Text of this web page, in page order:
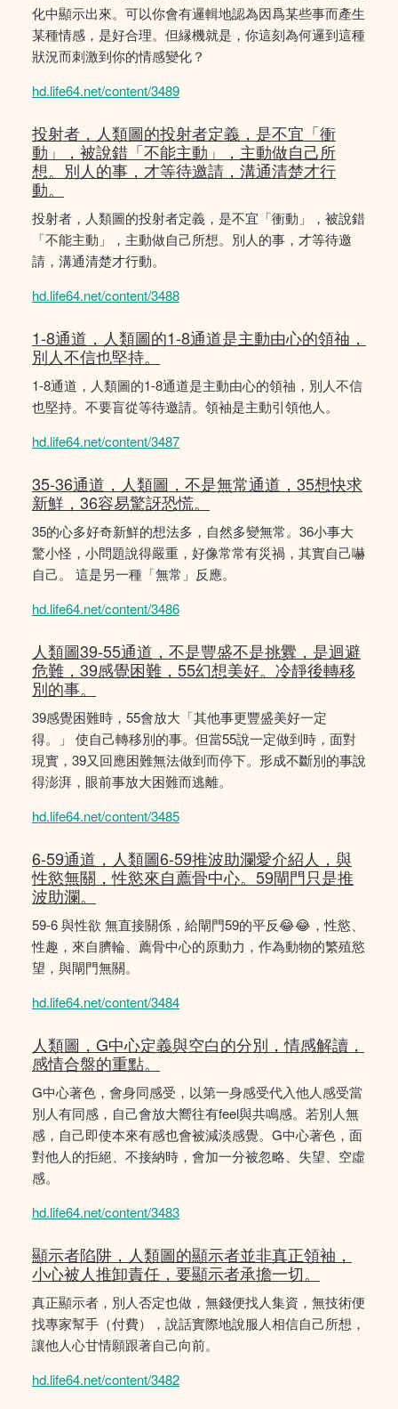
化中顯示出來。可以你會有邏輯地認為因爲某些事而產生
某種情感，是好合理。但縁機就是，你這刻為何邏到這種
狀況而刺激到你的情感變化？
hd.life64.net/content/3489
投射者，人類圖的投射者定義，是不宜「衝
動」，被說錯「不能主動」，主動做自己所
想。別人的事，才等待邀請，溝通清楚才行
動。
投射者，人類圖的投射者定義，是不宜「衝動」，被說錯
「不能主動」，主動做自己所想。別人的事，才等待邀
請，溝通清楚才行動。
hd.life64.net/content/3488
1-8通道，人類圖的1-8通道是主動由心的領䄂，
別人不信也堅持。
1-8通道，人類圖的1-8通道是主動由心的領䄂，別人不信
也堅持。不要盲從等待邀請。領袖是主動引領他人。
hd.life64.net/content/3487
35-36通道，人類圖，不是無常通道，35想快求
新鮮，36容易驚訝恐慌。
35的心多好奇新鮮的想法多，自然多變無常。36小事大
驚小怪，小問題說得嚴重，好像常常有災禍，其實自己嚇
自己。 這是另一種「無常」反應。
hd.life64.net/content/3486
人類圖39-55通道，不是豐盛不是挑釁，是迴避
危難，39感覺困難，55幻想美好。冷靜後轉移
別的事。
39感覺困難時，55會放大「其他事更豐盛美好一定
得。」 使自己轉移別的事。但當55說一定做到時，面對
現實，39又回應困難無法做到而停下。形成不斷別的事說
得澎湃，眼前事放大困難而逃離。
hd.life64.net/content/3485
6-59通道，人類圖6-59推波助瀾愛介紹人，與
性慾無關，性慾來自薦骨中心。59閘門只是推
波助瀾。
59-6 與性欲 無直接關係，給閘門59的平反😂😂，性慾、
性趣，來自臍輪、薦骨中心的原動力，作為動物的繁殖慾
望，與閘門無關。
hd.life64.net/content/3484
人類圖，G中心定義與空白的分別，情感解讀，
感情合盤的重點。
G中心著色，會身同感受，以第一身感受代入他人感受當
別人有同感，自己會放大嚮往有feel與共鳴感。若別人無
感，自己即使本來有感也會被減淡感覺。G中心著色，面
對他人的拒絕、不接納時，會加一分被忽略、失望、空虛
感。
hd.life64.net/content/3483
顯示者陷阱，人類圖的顯示者並非真正領袖，
小心被人推卸責任，要顯示者承擔一切。
真正顯示者，別人否定也做，無錢便找人集資，無技術便
找專家幫手（付費），說話實際地說服人相信自己所想，
讓他人心甘情願跟著自己向前。
hd.life64.net/content/3482